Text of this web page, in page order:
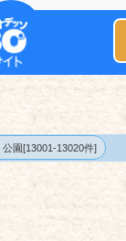
公園[13001-13020件]